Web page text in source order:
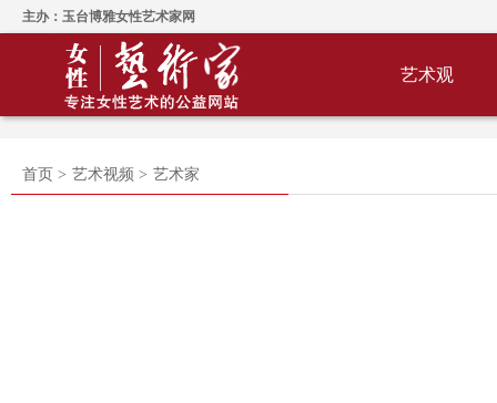
主办：玉台博雅女性艺术家网
艺术观
首页 > 艺术视频 > 艺术家